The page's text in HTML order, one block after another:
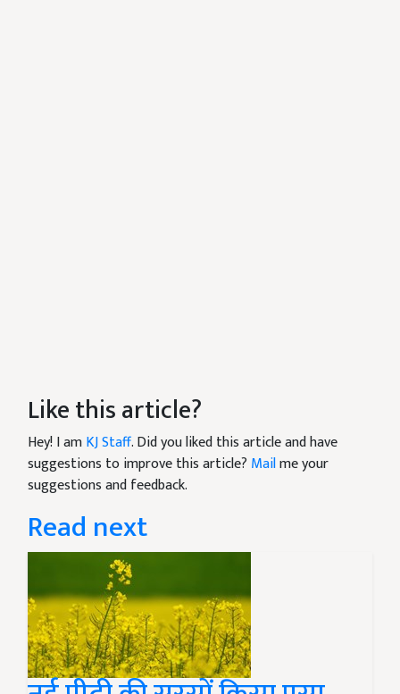
Like this article?
Hey! I amKJ Staff. Did you liked this article and have
suggestions to improve this article? Mailme your
suggestions and feedback.
Read next